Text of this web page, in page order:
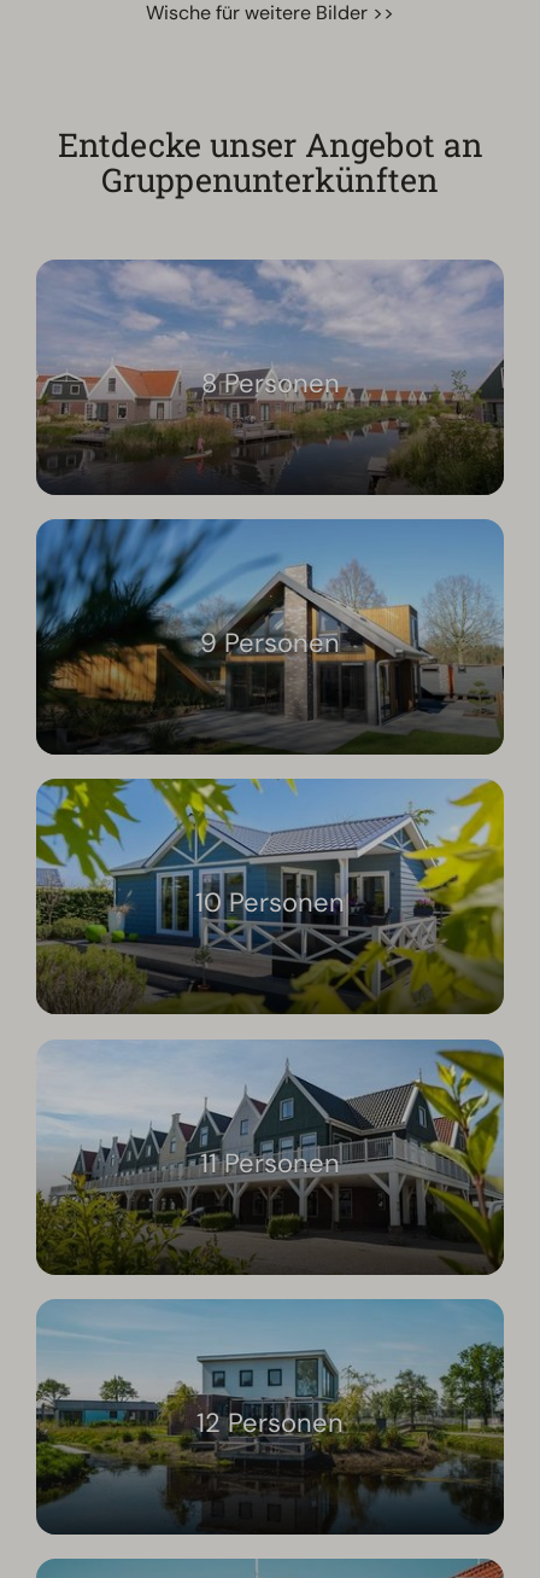
Wische für weitere Bilder >>
Entdecke unser Angebot an
Gruppenunterkünften
8 Personen
9 Personen
10 Personen
11 Personen
12 Personen